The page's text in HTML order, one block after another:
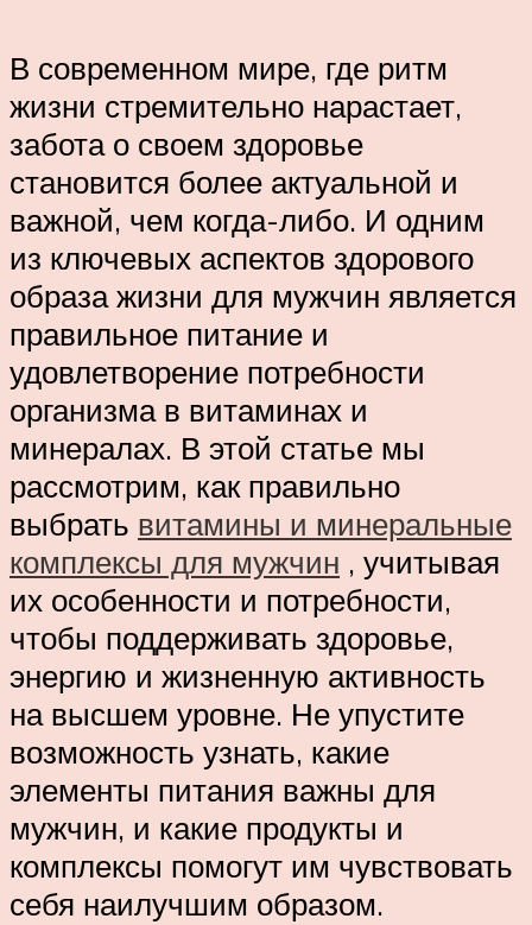
В современном мире, где ритм
жизни стремительно нарастает,
забота о своем здоровье
становится более актуальной и
важной, чем когда-либо. И одним
из ключевых аспектов здорового
образа жизни для мужчин является
правильное питание и
удовлетворение потребности
организма в витаминах и
минералах. В этой статье мы
рассмотрим, как правильно
выбрать витамины и минеральные
комплексы для мужчин , учитывая
их особенности и потребности,
чтобы поддерживать здоровье,
энергию и жизненную активность
на высшем уровне. Не упустите
возможность узнать, какие
элементы питания важны для
мужчин, и какие продукты и
комплексы помогут им чувствовать
себя наилучшим образом.